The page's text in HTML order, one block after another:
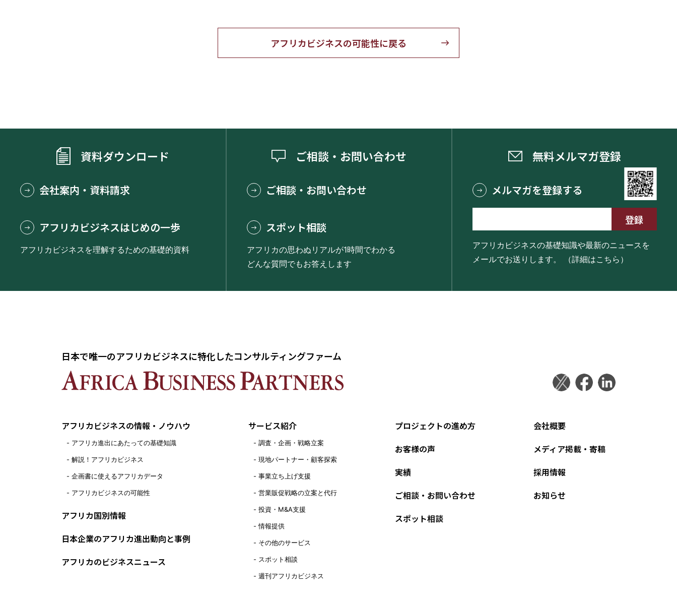
アフリカビジネスの可能性に戻る
資料ダウンロード
会社案内・資料請求
アフリカビジネスはじめの一歩
アフリカビジネスを理解するための基礎的資料
ご相談・お問い合わせ
ご相談・お問い合わせ
スポット相談
アフリカの思わぬリアルが1時間でわかる
どんな質問でもお答えします
無料メルマガ登録
メルマガを登録する
アフリカビジネスの基礎知識や最新のニュースを
メールでお送りします。
（詳細はこちら）
日本で唯一のアフリカビジネスに特化したコンサルティングファーム
アフリカビジネスの情報・ノウハウ
アフリカ進出にあたっての基礎知識
解説！アフリカビジネス
企画書に使えるアフリカデータ
アフリカビジネスの可能性
アフリカ国別情報
日本企業のアフリカ進出動向と事例
アフリカのビジネスニュース
サービス紹介
調査・企画・戦略立案
現地パートナー・顧客探索
事業立ち上げ支援
営業販促戦略の立案と代行
投資・M&A支援
情報提供
その他のサービス
スポット相談
週刊アフリカビジネス
プロジェクトの進め方
お客様の声
実績
ご相談・お問い合わせ
スポット相談
会社概要
メディア掲載・寄稿
採用情報
お知らせ